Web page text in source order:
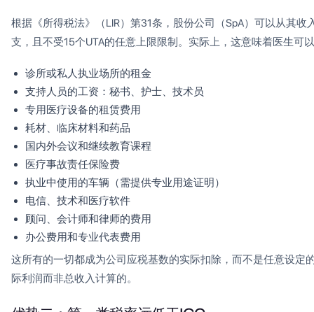
根据《所得税法》（LIR）第31条，股份公司（SpA）可以从其
支，且不受15个UTA的任意上限限制。实际上，这意味着医生可
诊所或私人执业场所的租金
支持人员的工资：秘书、护士、技术员
专用医疗设备的租赁费用
耗材、临床材料和药品
国内外会议和继续教育课程
医疗事故责任保险费
执业中使用的车辆（需提供专业用途证明）
电信、技术和医疗软件
顾问、会计师和律师的费用
办公费用和专业代表费用
这所有的一切都成为公司应税基数的实际扣除，而不是任意设定
际利润而非总收入计算的。